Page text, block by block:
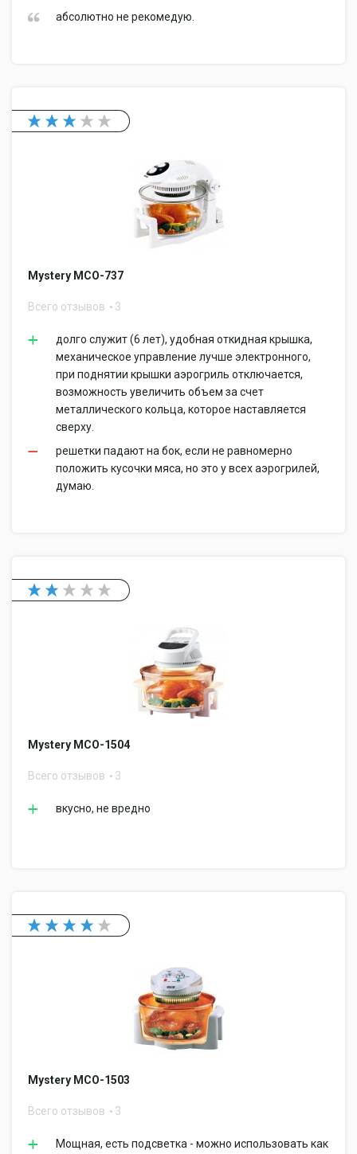
абсолютно не рекомедую.
Mystery MCO-737
Всего отзывов 3
долго служит (6 лет), удобная откидная крышка,
механическое управление лучше электронного,
при поднятии крышки аэрогриль отключается,
возможность увеличить объем за счет
металлического кольца, которое наставляется
сверху.
решетки падают на бок, если не равномерно
положить кусочки мяса, но это у всех аэрогрилей,
думаю.
Mystery MCO-1504
Всего отзывов 3
вкусно, не вредно
Mystery MCO-1503
Всего отзывов 3
Мощная, есть подсветка - можно использовать как